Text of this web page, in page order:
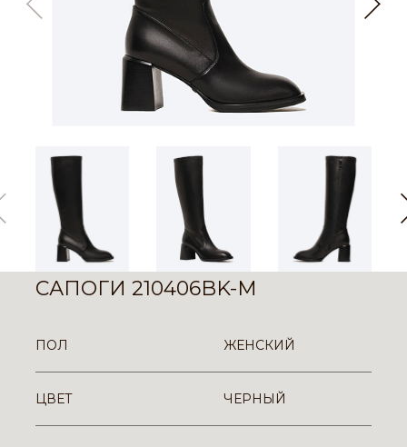
САПОГИ 210406BK-M
ПОЛ ЖЕНСКИЙ
ЦВЕТ ЧЕРНЫЙ